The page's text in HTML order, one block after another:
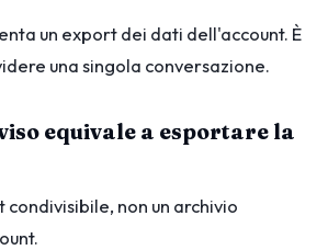
un export dei dati dell'account. È
una singola conversazione.
equivale a esportare la
condivisibile, non un archivio